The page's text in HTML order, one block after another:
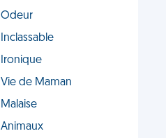
Odeur
Inclassable
Ironique
Vie de Maman
Malaise
Animaux